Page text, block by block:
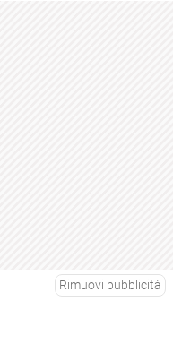
Rimuovi pubblicità